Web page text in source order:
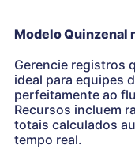
Modelo Quinzenal
Gerencie registros
ideal para equipes
perfeitamente ao
Recursos incluem
totais calculados
tempo real.